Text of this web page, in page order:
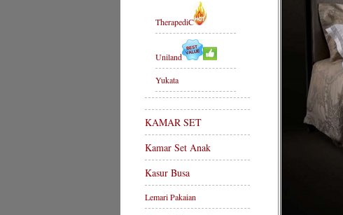
TherapediC
Uniland
Yukata
KAMAR SET
Kamar Set Anak
Kasur Busa
Lemari Pakaian